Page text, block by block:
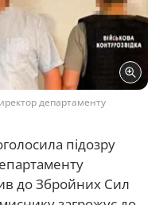
департаменту
підозру
до Збройних Сил